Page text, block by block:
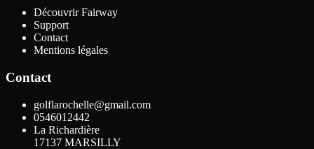
Découvrir Fairway
Support
Contact
Mentions légales
Contact
golflarochelle@gmail.com
0546012442
La Richardière
17137 MARSILLY